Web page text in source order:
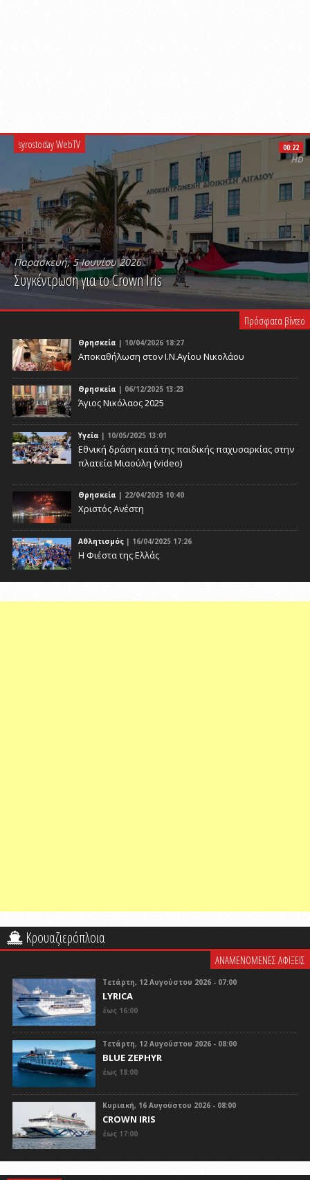
syrostoday WebTV
Παρασκευή, 5 Ιουνίου 2026
Συγκέντρωση για το Crown Iris
PLAY VIDEO
00:22
HD
Πρόσφατα βίντεο
Θρησκεία | 10/04/2026 18:27
Αποκαθήλωση στον Ι.Ν.Αγίου Νικολάου
Θρησκεία | 06/12/2025 13:23
Άγιος Νικόλαος 2025
Υγεία | 10/05/2025 13:01
Eθνική δράση κατά της παιδικής παχυσαρκίας στην
πλατεία Μιαούλη (video)
Θρησκεία | 22/04/2025 10:40
Χριστός Ανέστη
Αθλητισμός | 16/04/2025 17:26
Η Φιέστα της Ελλάς
Κρουαζιερόπλοια
ΑΝΑΜΕΝΟΜΕΝΕΣ ΑΦΙΞΕΙΣ
Τετάρτη, 12 Αυγούστου 2026 - 07:00
LYRICA
έως 16:00
Τετάρτη, 12 Αυγούστου 2026 - 08:00
BLUE ZEPHYR
έως 18:00
Κυριακή, 16 Αυγούστου 2026 - 08:00
CROWN IRIS
έως 17:00